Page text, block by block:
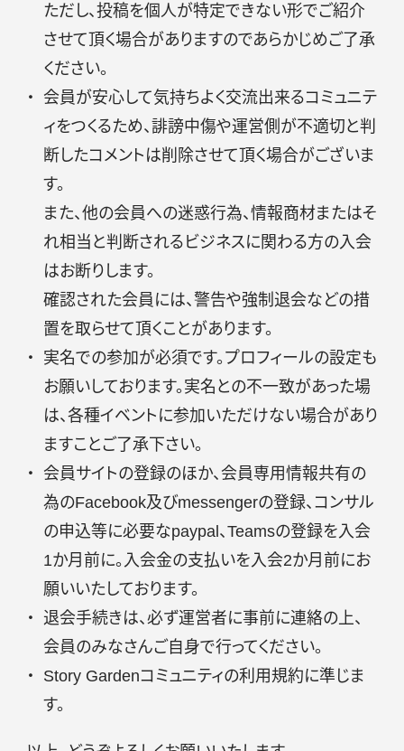
ただし、投稿を個人が特定できない形でご紹介
させて頂く場合がありますのであらかじめご了承
ください。
会員が安心して気持ちよく交流出来るコミュニテ
ィをつくるため、誹謗中傷や運営側が不適切と判
断したコメントは削除させて頂く場合がございま
す。
また、他の会員への迷惑行為、情報商材またはそ
れ相当と判断されるビジネスに関わる方の入会
はお断りします。
確認された会員には、警告や強制退会などの措
置を取らせて頂くことがあります。
実名での参加が必須です。プロフィールの設定も
お願いしております。実名との不一致があった場
は、各種イベントに参加いただけない場合があり
ますことご了承下さい。
会員サイトの登録のほか、会員専用情報共有の
為のFacebook及びmessengerの登録、コンサル
の申込等に必要なpaypal、Teamsの登録を入会
1か月前に。入会金の支払いを入会2か月前にお
願いいたしております。
退会手続きは、必ず運営者に事前に連絡の上、
会員のみなさんご自身で行ってください。
Story Gardenコミュニティの利用規約に準じま
す。